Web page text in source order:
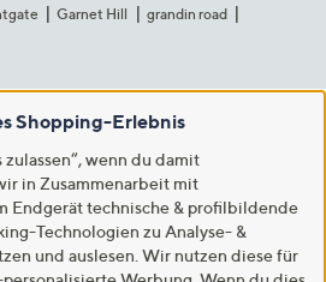
Garnet Hill
grandin road
Shopping-Erlebnis
wenn du damit
in Zusammenarbeit mit
Endgerät technische & profilbildende
Technologien zu Analyse- &
und auslesen. Wir nutzen diese für